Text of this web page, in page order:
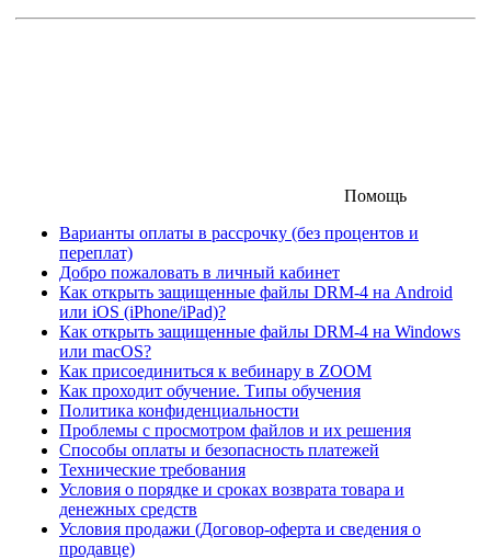
Помощь
Варианты оплаты в рассрочку (без процентов и
переплат)
Добро пожаловать в личный кабинет
Как открыть защищенные файлы DRM-4 на Android
или iOS (iPhone/iPad)?
Как открыть защищенные файлы DRM-4 на Windows
или macOS?
Как присоединиться к вебинару в ZOOM
Как проходит обучение. Типы обучения
Политика конфиденциальности
Проблемы с просмотром файлов и их решения
Способы оплаты и безопасность платежей
Технические требования
Условия о порядке и сроках возврата товара и
денежных средств
Условия продажи (Договор-оферта и сведения о
продавце)